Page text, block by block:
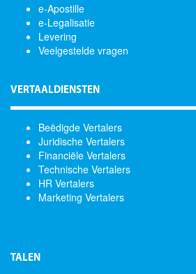
e-Apostille
e-Legalisatie
Levering
Veelgestelde vragen
VERTAALDIENSTEN
Beëdigde Vertalers
Juridische Vertalers
Financiële Vertalers
Technische Vertalers
HR Vertalers
Marketing Vertalers
TALEN